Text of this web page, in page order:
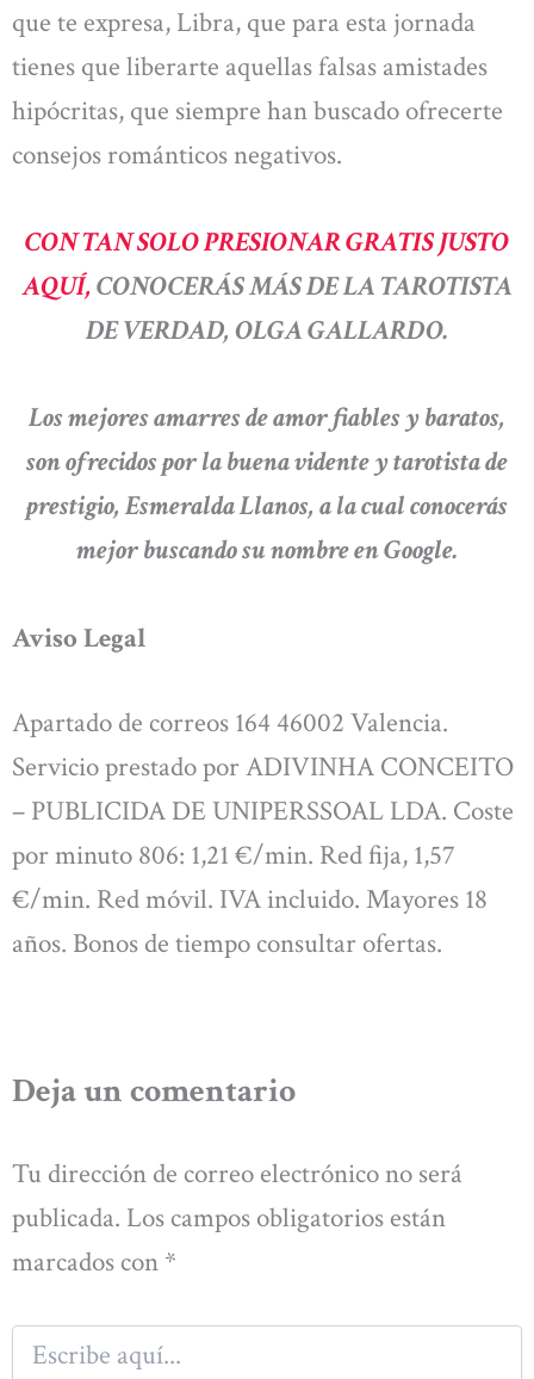
que te expresa, Libra, que para esta jornada
tienes que liberarte aquellas falsas amistades
hipócritas, que siempre han buscado ofrecerte
consejos románticos negativos.
CON TAN SOLO PRESIONAR GRATIS JUSTO
AQUÍ, CONOCERÁS MÁS DE LA TAROTISTA
DE VERDAD, OLGA GALLARDO.
Los mejores amarres de amor fiables y baratos,
son ofrecidos por la buena vidente y tarotista de
prestigio, Esmeralda Llanos, a la cual conocerás
mejor buscando su nombre en Google.
Aviso Legal
Apartado de correos 164 46002 Valencia.
Servicio prestado por ADIVINHA CONCEITO
– PUBLICIDA DE UNIPERSSOAL LDA. Coste
por minuto 806: 1,21 €/min. Red fija, 1,57
€/min. Red móvil. IVA incluido. Mayores 18
años. Bonos de tiempo consultar ofertas.
Deja un comentario
Tu dirección de correo electrónico no será
publicada. Los campos obligatorios están
marcados con *
aquí...